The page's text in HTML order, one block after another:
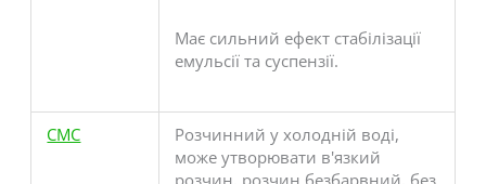
Має сильний ефект стабілізації
емульсії та суспензії.
CMC
Розчинний у холодній воді,
може утворювати в'язкий
розчин, розчин безбарвний, без